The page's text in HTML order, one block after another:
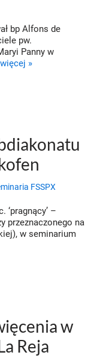
bp Alfons de
pw.
Panny w
»
FSSPX
‘pragnący’ –
przeznaczonego na
w seminarium
w
Reja